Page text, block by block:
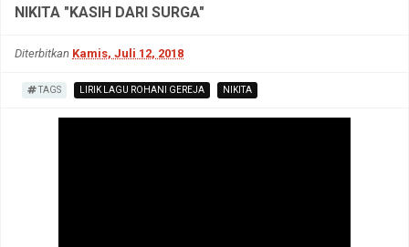
NIKITA "KASIH DARI SURGA"
Diterbitkan Kamis, Juli 12, 2018
TAGS LIRIK LAGU ROHANI GEREJA NIKITA